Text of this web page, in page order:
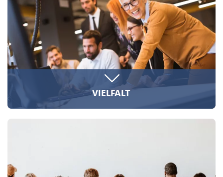
VIELFALT
Verschiedenheit als Chance für eine lebendige